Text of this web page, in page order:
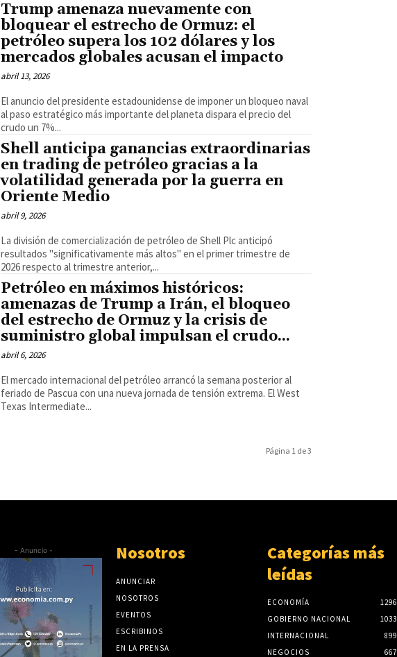
Trump amenaza nuevamente con
bloquear el estrecho de Ormuz: el
petróleo supera los 102 dólares y los
mercados globales acusan el impacto
abril 13, 2026
El anuncio del presidente estadounidense de imponer un bloqueo naval
al paso estratégico más importante del planeta dispara el precio del
crudo un 7%...
Shell anticipa ganancias extraordinarias
en trading de petróleo gracias a la
volatilidad generada por la guerra en
Oriente Medio
abril 9, 2026
La división de comercialización de petróleo de Shell Plc anticipó
resultados "significativamente más altos" en el primer trimestre de
2026 respecto al trimestre anterior,...
Petróleo en máximos históricos:
amenazas de Trump a Irán, el bloqueo
del estrecho de Ormuz y la crisis de
suministro global impulsan el crudo...
abril 6, 2026
El mercado internacional del petróleo arrancó la semana posterior al
feriado de Pascua con una nueva jornada de tensión extrema. El West
Texas Intermediate...
Página 1 de 3
- Anuncio - Nosotros
ANUNCIAR
NOSOTROS
EVENTOS
ESCRIBINOS
EN LA PRENSA
Categorías más
leídas
ECONOMÍA
1296
GOBIERNO NACIONAL
1033
INTERNACIONAL
899
NEGOCIOS
667